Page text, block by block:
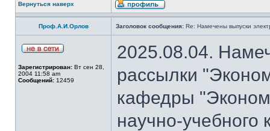
Вернуться наверх
Проф.А.И.Орлов Заголовок сообщения: Re: Намечены выпуски
Зарегистрирован: Вт сен 28,
2004 11:58 am
Сообщений: 12459
2025.08.04.
рассылки
кафедры
научно-